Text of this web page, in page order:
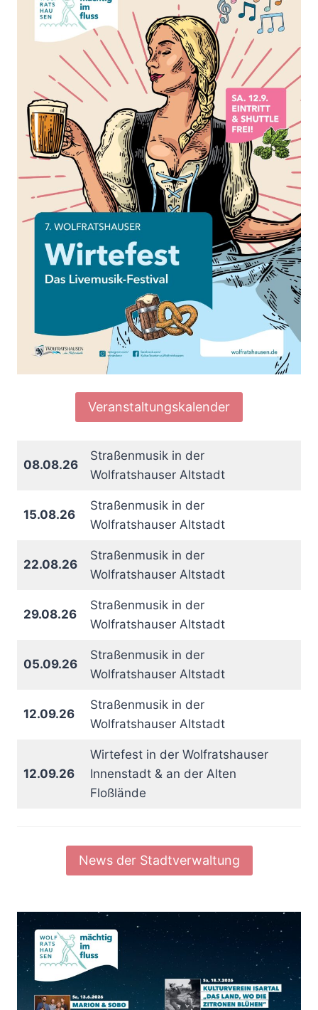
Veranstaltungskalender
08.08.26
Straßenmusik in der
Wolfratshauser Altstadt
15.08.26
Straßenmusik in der
Wolfratshauser Altstadt
22.08.26
Straßenmusik in der
Wolfratshauser Altstadt
29.08.26
Straßenmusik in der
Wolfratshauser Altstadt
05.09.26
Straßenmusik in der
Wolfratshauser Altstadt
12.09.26
Straßenmusik in der
Wolfratshauser Altstadt
12.09.26
Wirtefest in der Wolfratshauser
Innenstadt & an der Alten
Floßlände
News der Stadtverwaltung